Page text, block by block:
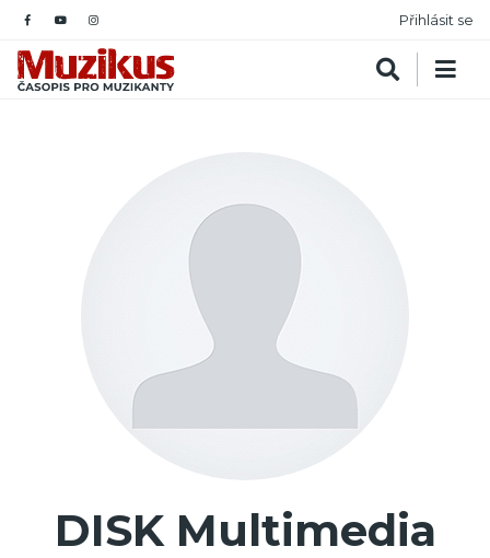
Přihlásit se
DISK Multimedia